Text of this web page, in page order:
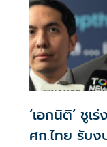
‘เอกนิติ’ ชู
ศก.ไทย รับ